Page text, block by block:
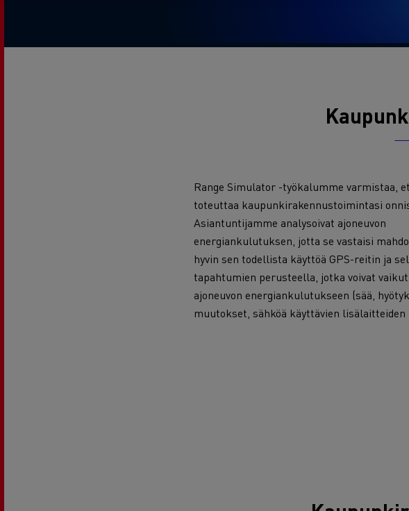
Range Simulator -työkalumme varmistaa,
toteuttaa kaupunkirakennustoimintasi
Asiantuntijamme analysoivat ajoneuvon
energiankulutuksen, jotta se vastaisi
hyvin sen todellista käyttöä GPS-reitin ja
tapahtumien perusteella, jotka voivat
ajoneuvon energiankulutukseen (sää,
muutokset, sähköä käyttävien lisälaitteiden